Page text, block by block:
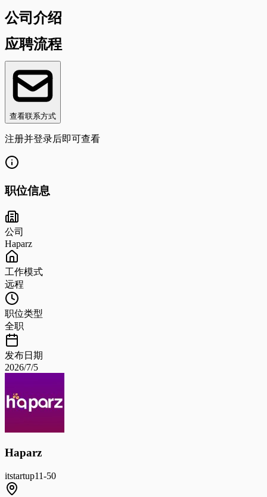
公司介绍
应聘流程
查看联系方式
注册并登录后即可查看
职位信息
公司
Haparz
工作模式
远程
职位类型
全职
发布日期
2026/7/5
Haparz
itstartup11-50